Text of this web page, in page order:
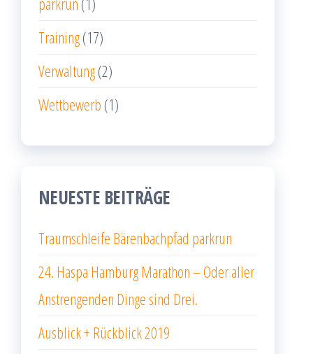
Training(17)
Verwaltung(2)
Wettbewerb (1)
NEUESTE BEITRÄGE
Traumschleife Bärenbachpfad parkrun
24. Haspa Hamburg Marathon – Oder aller
Anstrengenden Dinge sind Drei.
Ausblick + Rückblick 2019